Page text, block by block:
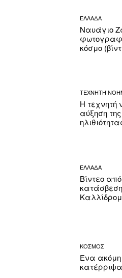
ΕΛΛΑΔΑ
Ναυάγιο
κόσμο
ΤΕΧΝΗΤΗ
Η τεχνητή
αύξηση
ΕΛΛΑΔΑ
Βίντεο
ΚΟΣΜΟΣ
Ένα ακόμη